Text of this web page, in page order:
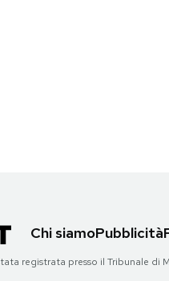
Chi siamoPubblicità
registrata presso il Tribunale